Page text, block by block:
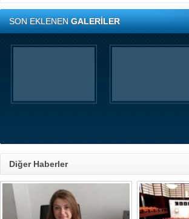
SON EKLENENGALERİLER
Diğer Haberler